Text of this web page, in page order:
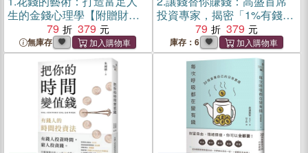
生的金錢心理學【附贈財富
自由．實踐隨測卡】
79 379
無庫存
投資專家，揭密「1%有錢
人」的投資智慧
79 379
庫存：6